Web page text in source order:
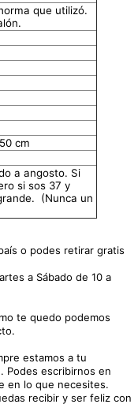
que utilizó.
cm
a angosto. Si
si sos 37 y
(Nunca un
o podes retirar gratis
a Sábado de 10 a
te quedo podemos
estamos a tu
Podes escribirnos en
en lo que necesites.
recibir y ser feliz con